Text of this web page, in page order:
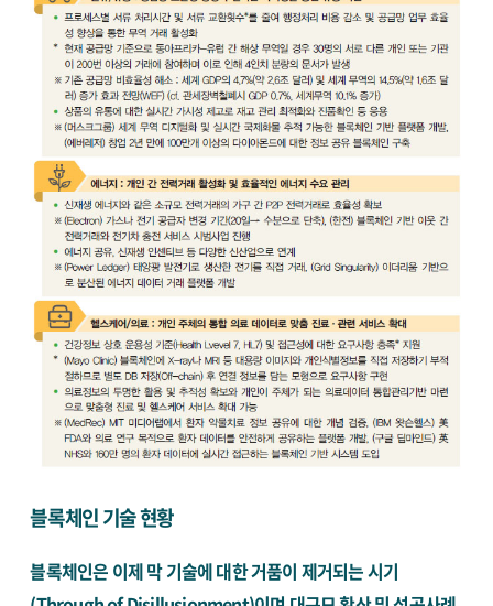
블록체인 기술 현황
블록체인은 이제 막 기술에 대한 거품이 제거되는 시기